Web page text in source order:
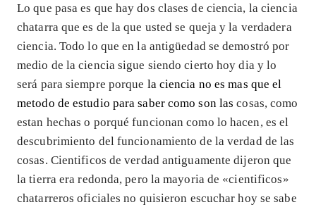
Lo que pasa es que hay dos clases de ciencia, la ciencia
chatarra que es de la que usted se queja y la verdadera
ciencia. Todo lo que en la antigüedad se demostró por
medio de la ciencia sigue siendo cierto hoy dia y lo
será para siempre porque la ciencia no es mas que el
metodo de estudio para saber como son lascosas, como
estan hechas o porqué funcionan como lo hacen, es el
descubrimiento del funcionamiento de la verdad de las
cosas. Cientificos de verdad antiguamente dijeron que
la tierra era redonda, pero la mayoria de «cientificos»
chatarreros oficiales no quisieron escuchar hoy se sabe